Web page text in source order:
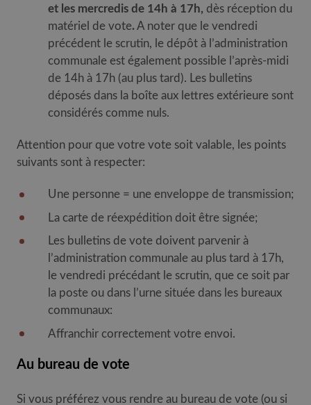
et les mercredis de 14h à 17h, dès réception du
matériel de vote. A noter que le vendredi
précédent le scrutin, le dépôt à l’administration
communale est également possible l’après-midi
de 14h à 17h (au plus tard). Les bulletins
déposés dans la boîte aux lettres extérieure sont
considérés comme nuls.
Attention pour que votre vote soit valable, les points
suivants sont à respecter:
Une personne = une enveloppe de transmission;
La carte de réexpédition doit être signée;
Les bulletins de vote doivent parvenir à
l’administration communale au plus tard à 17h,
le vendredi précédant le scrutin, que ce soit par
la poste ou dans l’urne située dans les bureaux
communaux:
Affranchir correctement votre envoi.
Au bureau de vote
Si vous préférez vous rendre au bureau de vote (ou si